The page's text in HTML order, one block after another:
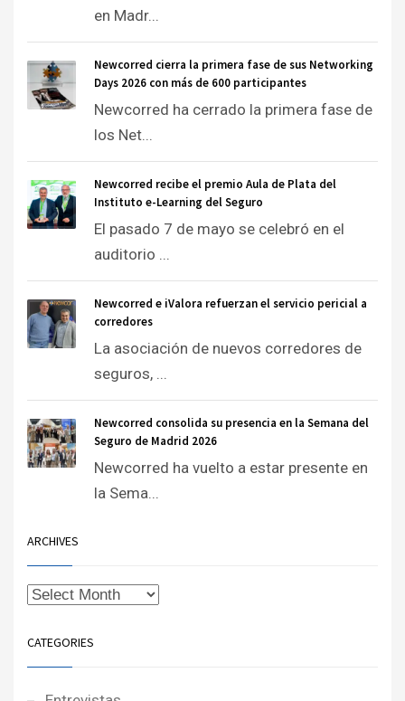
en Madr...
Newcorred cierra la primera fase de sus Networking
Days 2026 con más de 600 participantes
Newcorred ha cerrado la primera fase de
los Net...
Newcorred recibe el premio Aula de Plata del
Instituto e-Learning del Seguro
El pasado 7 de mayo se celebró en el
auditorio ...
Newcorred e iValora refuerzan el servicio pericial a
corredores
La asociación de nuevos corredores de
seguros, ...
Newcorred consolida su presencia en la Semana del
Seguro de Madrid 2026
Newcorred ha vuelto a estar presente en
la Sema...
ARCHIVES
CATEGORIES